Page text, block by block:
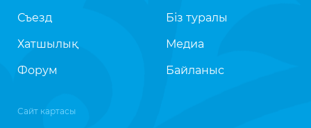
Съезд
Хатшылық
Форум
Біз туралы
Медиа
Байланыс
Сайт картасы